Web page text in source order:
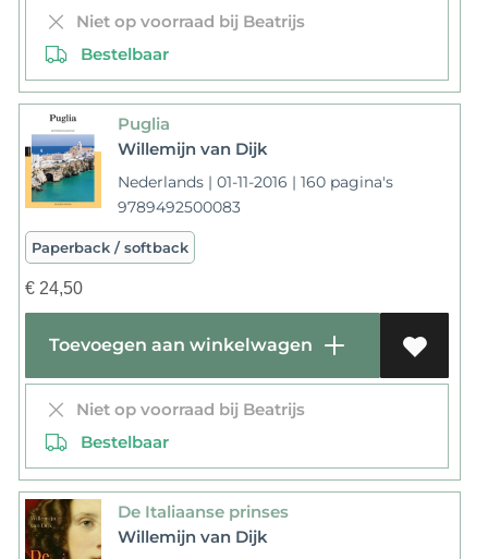
Niet op voorraad bij Beatrijs
Bestelbaar
Puglia
Willemijn van Dijk
Nederlands | 01-11-2016 | 160 pagina's
9789492500083
Paperback / softback
€24,50
Toevoegen aan winkelwagen
Niet op voorraad bij Beatrijs
Bestelbaar
De Italiaanse prinses
Willemijn van Dijk